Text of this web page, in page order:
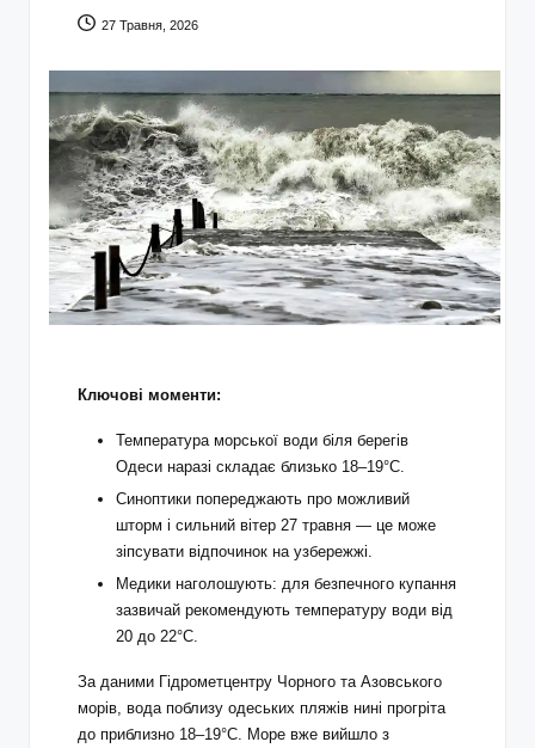
27 Травня, 2026
Ключові моменти:
Температура морської води біля берегів
Одеси наразі складає близько 18–19°С.
Синоптики попереджають про можливий
шторм і сильний вітер 27 травня — це може
зіпсувати відпочинок на узбережжі.
Медики наголошують: для безпечного купання
зазвичай рекомендують температуру води від
20 до 22°С.
За даними Гідрометцентру Чорного та Азовського
морів, вода поблизу одеських пляжів нині прогріта
до приблизно 18–19°С. Море вже вийшло з